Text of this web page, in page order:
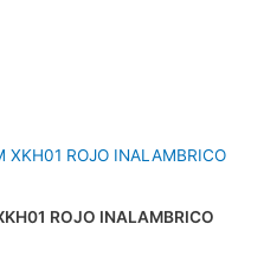
ROJO INALAMBRICO